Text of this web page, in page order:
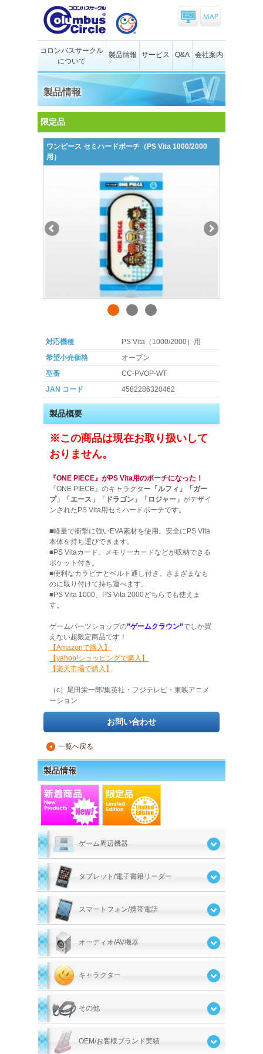
コロンバスサークル
について
製品情報 サービス Q&A 会社案内
製品情報
限定品
ワンピース セミハードポーチ（PS Vita 1000/2000
用）
対応機種
PS Vita（1000/2000）用
希望小売価格
オープン
型番
CC-PVOP-WT
JAN コード
4582286320462
製品概要
※この商品は現在お取り扱いして
おりません。
『ONE PIECE』がPS Vita用のポーチになった！
『ONE PIECE』のキャラクター 「ルフィ」「ガー
プ」「エース」「ドラゴン」「ロジャー」 がデザイ
ンされたPS Vita用セミハードポーチです。
■軽量で衝撃に強いEVA素材を使用。安全にPS Vita
本体を持ち運びできます。
■PS Vitaカード、メモリーカードなどが収納できる
ポケット付き。
■便利なカラビナとベルト通し付き。さまざまなも
のに取り付けて持ち運べます。
■PS Vita 1000、PS Vita 2000どちらでも使えま
す。
ゲームパーツショップの”ゲームクラウン”でしか買
えない超限定商品です！
【Amazonで購入】
【yahoo!ショッピングで購入】
【楽天市場で購入】
（c）尾田栄一郎/集英社・フジテレビ・東映アニメ
ーション
お問い合わせ
▲ 一覧へ戻る
製品情報
ゲーム周辺機器
タブレット/電子書籍リーダー
スマートフォン/携帯電話
オーディオ/AV機器
キャラクター
その他
OEM/お客様ブランド実績